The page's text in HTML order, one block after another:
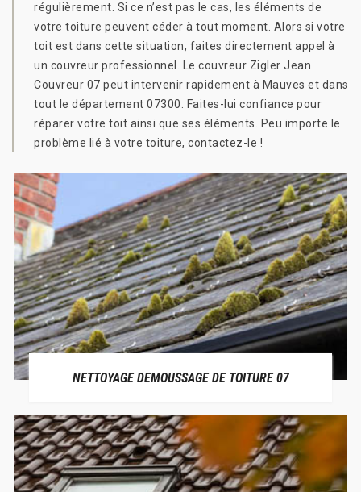
régulièrement. Si ce n’est pas le cas, les éléments de
votre toiture peuvent céder à tout moment. Alors si votre
toit est dans cette situation, faites directement appel à
un couvreur professionnel. Le couvreur Zigler Jean
Couvreur 07 peut intervenir rapidement à Mauves et dans
tout le département 07300. Faites-lui confiance pour
réparer votre toit ainsi que ses éléments. Peu importe le
problème lié à votre toiture, contactez-le !
NETTOYAGE DEMOUSSAGE DE TOITURE 07